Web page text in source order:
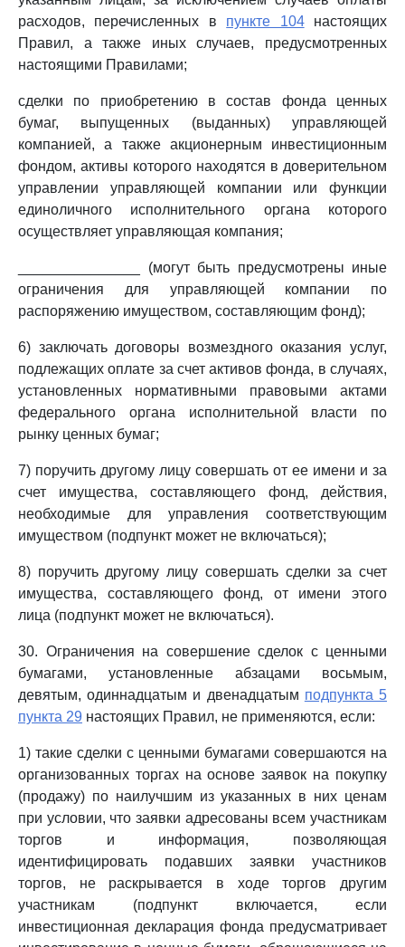
расходов, перечисленных в пункте 104настоящих
Правил, а также иных случаев, предусмотренных
настоящими Правилами;
сделки по приобретению в состав фонда ценных
бумаг, выпущенных (выданных) управляющей
компанией, а также акционерным инвестиционным
фондом, активы которого находятся в доверительном
управлении управляющей компании или функции
единоличного исполнительного органа которого
осуществляет управляющая компания;
_______________ (могут быть предусмотрены иные
ограничения для управляющей компании по
распоряжению имуществом, составляющим фонд);
6) заключать договоры возмездного оказания услуг,
подлежащих оплате за счет активов фонда, в случаях,
установленных нормативными правовыми актами
федерального органа исполнительной власти по
рынку ценных бумаг;
7) поручить другому лицу совершать от ее имени и за
счет имущества, составляющего фонд, действия,
необходимые для управления соответствующим
имуществом (подпункт может не включаться);
8) поручить другому лицу совершать сделки за счет
имущества, составляющего фонд, от имени этого
лица (подпункт может не включаться).
30. Ограничения на совершение сделок с ценными
бумагами, установленные абзацами восьмым,
девятым, одиннадцатым и двенадцатым подпункта 5
пункта 29 настоящих Правил, не применяются, если:
1) такие сделки с ценными бумагами совершаются на
организованных торгах на основе заявок на покупку
(продажу) по наилучшим из указанных в них ценам
при условии, что заявки адресованы всем участникам
торгов и информация, позволяющая
идентифицировать подавших заявки участников
торгов, не раскрывается в ходе торгов другим
участникам (подпункт включается, если
инвестиционная декларация фонда предусматривает